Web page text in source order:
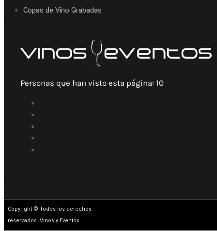
Copas de Vino Grabadas
Personas que han visto esta página: 10
Copyright © Todos los derechos
reservados. Vinos y Eventos